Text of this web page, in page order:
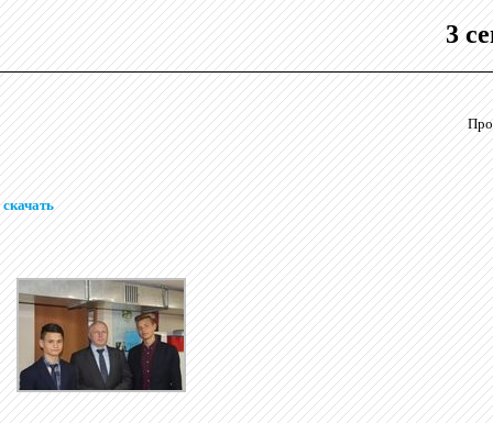
3
скачать